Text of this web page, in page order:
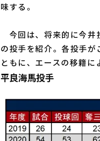
味する。
今回は、将来的に今井
の投手を紹介。各投手
ともに、エースの移籍に
平良海馬投手